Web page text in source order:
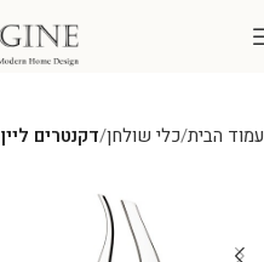
עמוד הבית כלי שולחן דקנטרים ליין